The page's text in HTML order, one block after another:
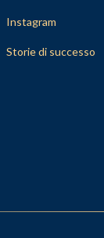
Instagram
Storie di successo